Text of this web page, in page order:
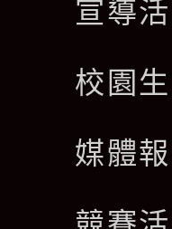
宣導
校園
媒體